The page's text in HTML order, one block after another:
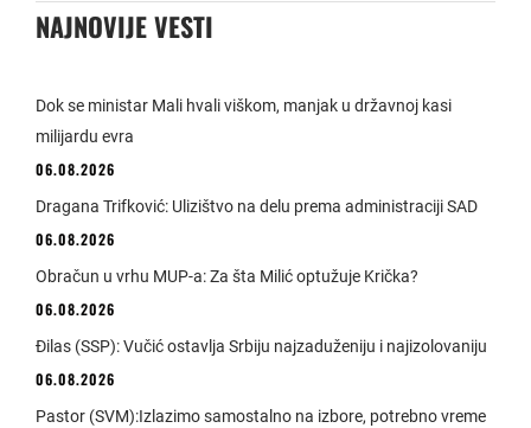
NAJNOVIJE VESTI
Dok se ministar Mali hvali viškom, manjak u državnoj kasi
milijardu evra
06.08.2026
Dragana Trifković: Ulizištvo na delu prema administraciji SAD
06.08.2026
Obračun u vrhu MUP-a: Za šta Milić optužuje Krička?
06.08.2026
Đilas (SSP): Vučić ostavlja Srbiju najzaduženiju i najizolovaniju
06.08.2026
Pastor (SVM):Izlazimo samostalno na izbore, potrebno vreme